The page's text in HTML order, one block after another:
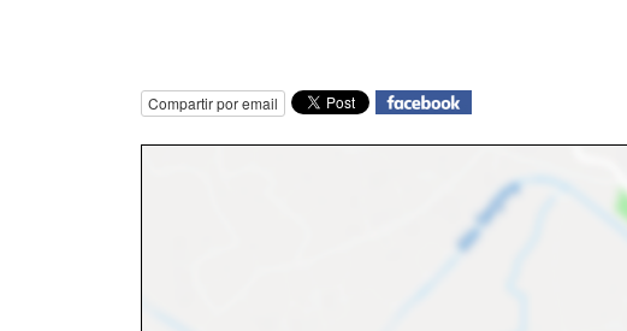
Compartir por email